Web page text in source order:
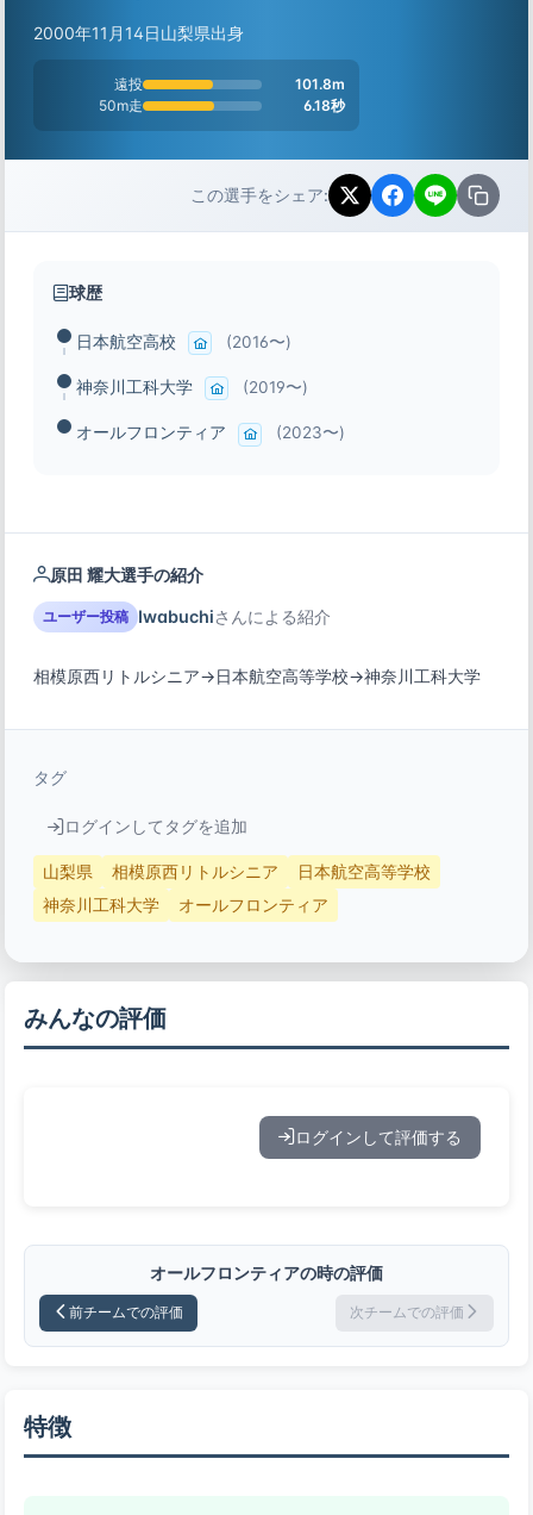
2000年11月14日山梨県出身
遠投
101.8m
50m走
6.18秒
この選手をシェア:
球歴
日本航空高校 (2016〜)
神奈川工科大学 (2019〜)
オールフロンティア (2023〜)
原田 耀大選手の紹介
ユーザー投稿 Iwabuchiさんによる紹介
相模原西リトルシニア→日本航空高等学校→神奈川工科大学
タグ
ログインしてタグを追加
山梨県 相模原西リトルシニア
日本航空高等学校
神奈川工科大学
オールフロンティア
みんなの評価
ログインして評価する
オールフロンティアの時の評価
前チームでの評価 次チームでの評価
特徴